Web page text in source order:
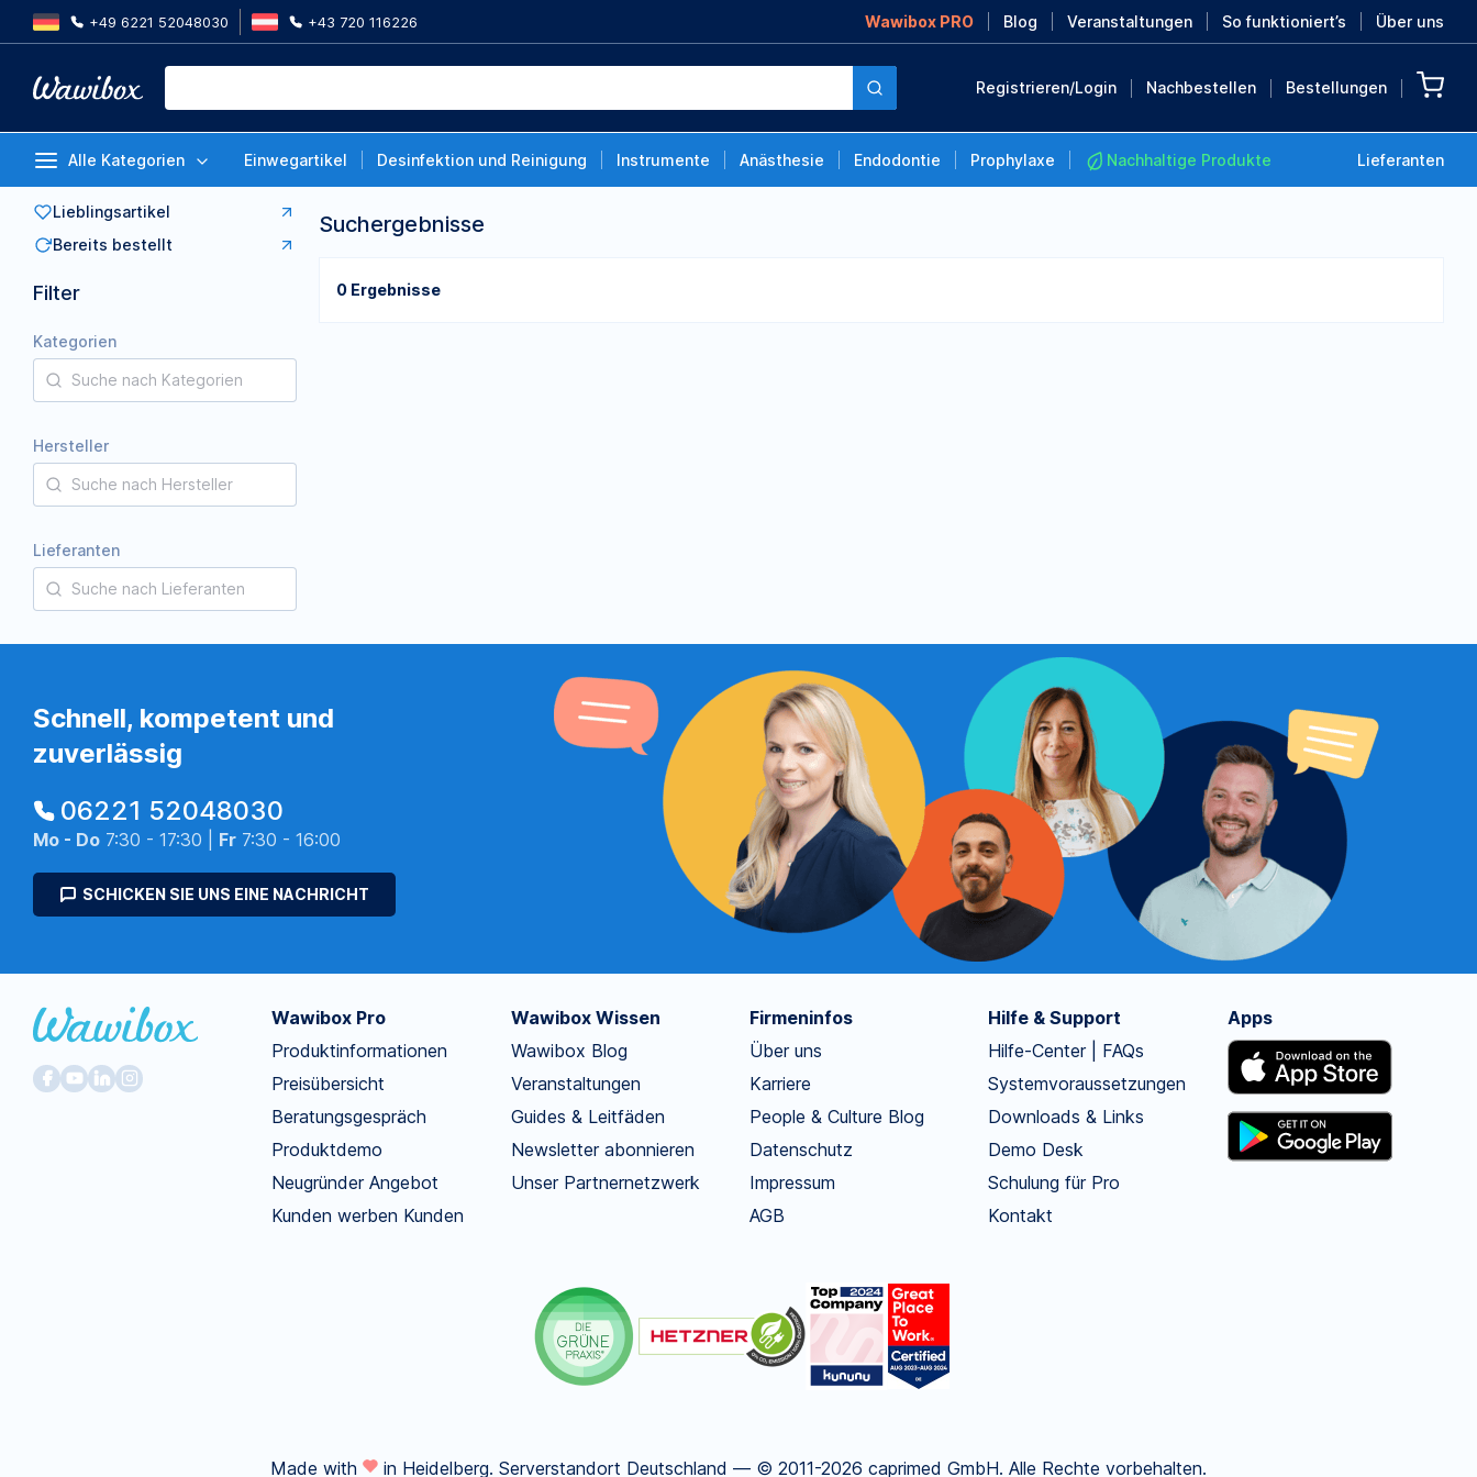
+49 6221 52048030 +43 720 116226 Wawibox PRO Blog Veranstaltungen So funktioniert’s Über uns
Registrieren/Login Nachbestellen Bestellungen
Alle Kategorien Einwegartikel Desinfektion und Reinigung Instrumente Anästhesie Endodontie Prophylaxe Nachhaltige Produkte Lieferanten
Lieblingsartikel
Bereits bestellt
Filter
Kategorien
Hersteller
Lieferanten
Suchergebnisse
0 Ergebnisse
Schnell, kompetent und
zuverlässig
06221 52048030
Mo - Do 7:30 - 17:30 | Fr 7:30 - 16:00
SCHICKEN SIE UNS EINE NACHRICHT
Wawibox Pro
Produktinformationen
Preisübersicht
Beratungsgespräch
Produktdemo
Neugründer Angebot
Kunden werben Kunden
Wawibox Wissen
Wawibox Blog
Veranstaltungen
Guides & Leitfäden
Newsletter abonnieren
Unser Partnernetzwerk
Firmeninfos
Über uns
Karriere
People & Culture Blog
Datenschutz
Impressum
AGB
Hilfe & Support
Hilfe-Center | FAQs
Systemvoraussetzungen
Downloads & Links
Demo Desk
Schulung für Pro
Kontakt
Apps
Made with in Heidelberg. Serverstandort Deutschland — © 2011-2026 caprimed GmbH. Alle Rechte vorbehalten.